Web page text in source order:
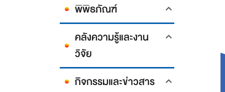
พิพิธภัณฑ์
คลังความรู้และงาน
วิจัย
กิจกรรมและข่าวสาร